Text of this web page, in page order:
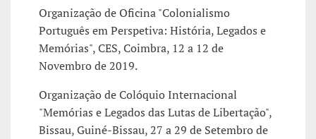
Organização de Oficina "Colonialismo
Português em Perspetiva: História, Legados e
Memórias", CES, Coimbra, 12 a 12 de
Novembro de 2019.
Organização de Colóquio Internacional
"Memórias e Legados das Lutas de Libertação",
Bissau, Guiné-Bissau, 27 a 29 de Setembro de